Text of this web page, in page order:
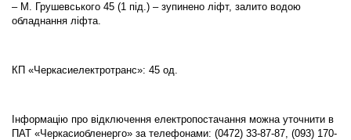
– М. Грушевського 45 (1 під.) – зупинено ліфт, залито водою
обладнання ліфта.
КП «Черкасиелектротранс»: 45 од.
Інформацію про відключення електропостачання можна уточнити в
ПАТ «Черкасиобленерго» за телефонами: (0472) 33-87-87, (093) 170-